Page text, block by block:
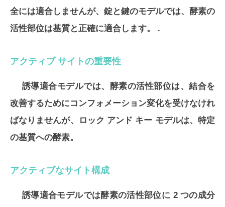
全には適合しませんが、錠と鍵のモデルでは、酵素の
活性部位は基質と正確に適合します。 .
アクティブ サイトの重要性
誘導適合モデルでは、酵素の活性部位は、結合を
改善するためにコンフォメーション変化を受けなけれ
ばなりませんが、ロック アンド キー モデルは、特定
の基質への酵素。
アクティブなサイト構成
誘導適合モデルでは酵素の活性部位に 2 つの成分